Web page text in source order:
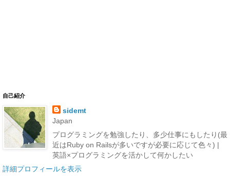
自己紹介
sidemt
Japan
プログラミングを勉強したり、多少仕事にもしたり(最
近はRuby on Railsが多いですが必要に応じて色々) |
英語×プログラミングを活かして何かしたい
詳細プロフィールを表示